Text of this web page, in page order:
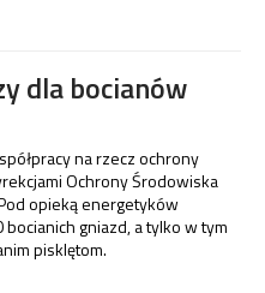
dla bocianów
na rzecz ochrony
Ochrony Środowiska
opieką energetyków
gniazd, a tylko w tym
pisklętom.